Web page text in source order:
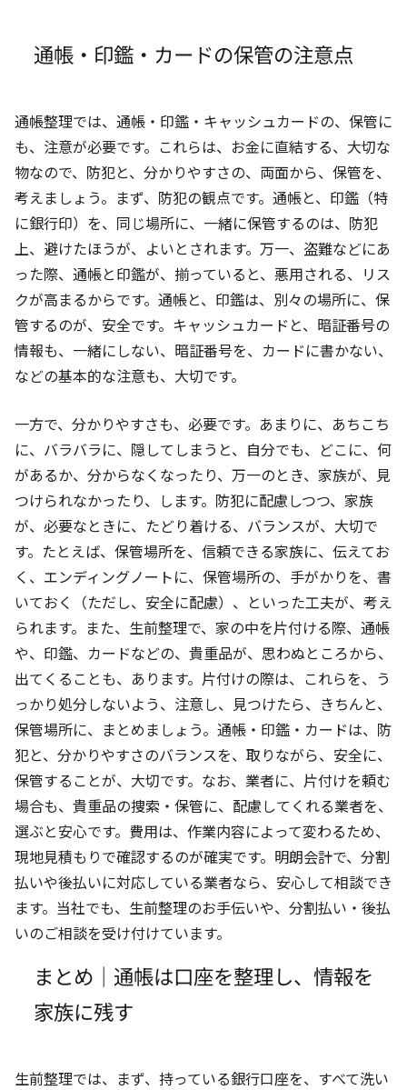
通帳・印鑑・カードの保管の注意点
通帳整理では、通帳・印鑑・キャッシュカードの、保管に
も、注意が必要です。これらは、お金に直結する、大切な
物なので、防犯と、分かりやすさの、両面から、保管を、
考えましょう。まず、防犯の観点です。通帳と、印鑑（特
に銀行印）を、同じ場所に、一緒に保管するのは、防犯
上、避けたほうが、よいとされます。万一、盗難などにあ
った際、通帳と印鑑が、揃っていると、悪用される、リス
クが高まるからです。通帳と、印鑑は、別々の場所に、保
管するのが、安全です。キャッシュカードと、暗証番号の
情報も、一緒にしない、暗証番号を、カードに書かない、
などの基本的な注意も、大切です。
一方で、分かりやすさも、必要です。あまりに、あちこち
に、バラバラに、隠してしまうと、自分でも、どこに、何
があるか、分からなくなったり、万一のとき、家族が、見
つけられなかったり、します。防犯に配慮しつつ、家族
が、必要なときに、たどり着ける、バランスが、大切で
す。たとえば、保管場所を、信頼できる家族に、伝えてお
く、エンディングノートに、保管場所の、手がかりを、書
いておく（ただし、安全に配慮）、といった工夫が、考え
られます。また、生前整理で、家の中を片付ける際、通帳
や、印鑑、カードなどの、貴重品が、思わぬところから、
出てくることも、あります。片付けの際は、これらを、う
っかり処分しないよう、注意し、見つけたら、きちんと、
保管場所に、まとめましょう。通帳・印鑑・カードは、防
犯と、分かりやすさのバランスを、取りながら、安全に、
保管することが、大切です。なお、業者に、片付けを頼む
場合も、貴重品の捜索・保管に、配慮してくれる業者を、
選ぶと安心です。費用は、作業内容によって変わるため、
現地見積もりで確認するのが確実です。明朗会計で、分割
払いや後払いに対応している業者なら、安心して相談でき
ます。当社でも、生前整理のお手伝いや、分割払い・後払
いのご相談を受け付けています。
まとめ｜通帳は口座を整理し、情報を
家族に残す
生前整理では、まず、持っている銀行口座を、すべて洗い